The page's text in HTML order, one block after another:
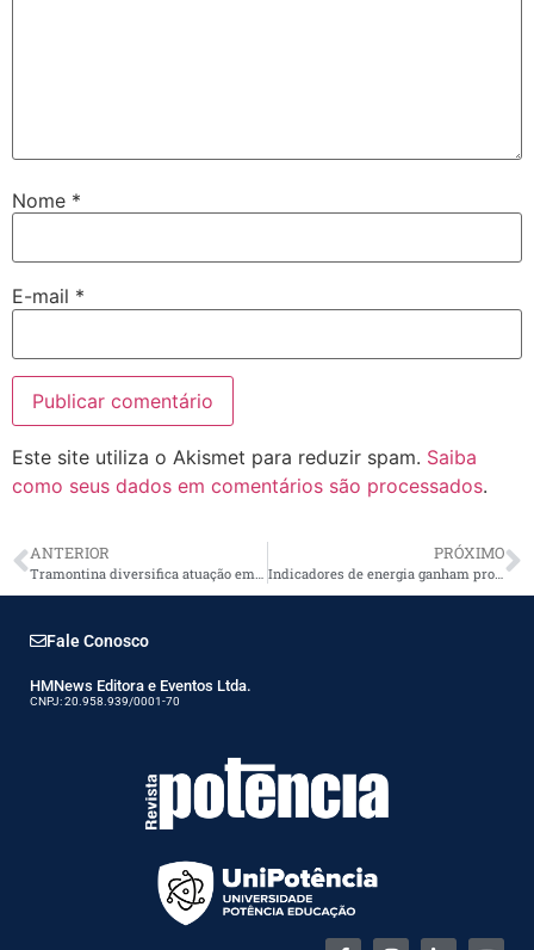
Nome *
E-mail *
Este site utiliza o Akismet para reduzir spam. Saiba
como seus dados em comentários são processados.
ANTERIOR PRÓXIMO
Indicadores de energia ganham protagonismo na gestão financeira das empresas
Fale Conosco
HMNews Editora e Eventos Ltda.
CNPJ: 20.958.939/0001-70